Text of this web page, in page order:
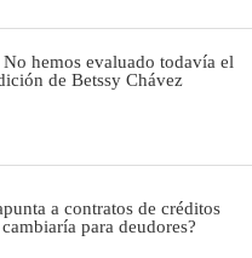
hemos evaluado todavía el
de Betssy Chávez
a contratos de créditos
para deudores?